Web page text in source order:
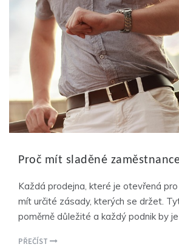
Proč mít sladěné
Každá prodejna, které je otevřená
mít určité zásady, kterých se držet.
poměrně důležité a každý podnik by
PŘEČÍST